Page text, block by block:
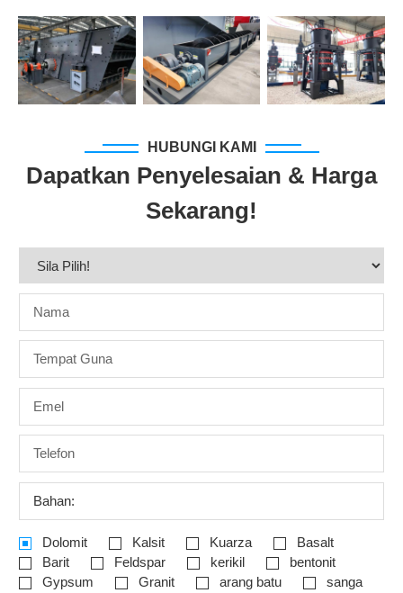
HUBUNGI KAMI
Dapatkan Penyelesaian & Harga
Sekarang!
Bahan:
Dolomit Kalsit Kuarza
Basalt
Barit
Feldspar kerikil
bentonit
Gypsum
Granit arang batu
sanga